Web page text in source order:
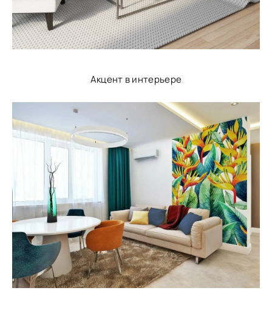
Акцент в интерьере